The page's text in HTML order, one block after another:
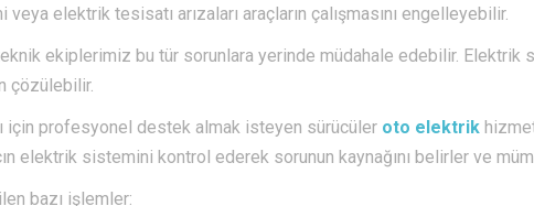
elektrik tesisatı arızaları araçların çalışmasını engelleyebilir.
ekiplerimiz bu tür sorunlara yerinde müdahale edebilir. Elektrik
çözülebilir.
için profesyonel destek almak isteyen sürücüler oto elektrik
elektrik sistemini kontrol ederek sorunun kaynağını belirler ve
bazı işlemler: